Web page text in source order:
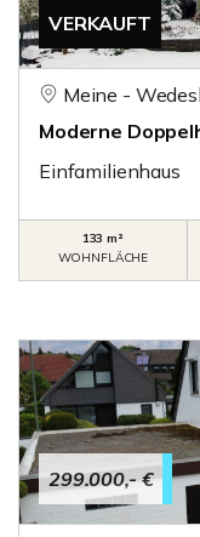
VERKAUFT
Meine -
Moderne
Einfamilienhaus
133 m²
WOHNFLÄCHE
299.000,- €